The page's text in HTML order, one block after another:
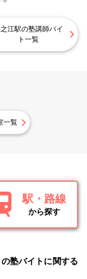
江駅の塾講師バイ
ト一覧
一覧
駅・路線
から探す
塾バイトに関する